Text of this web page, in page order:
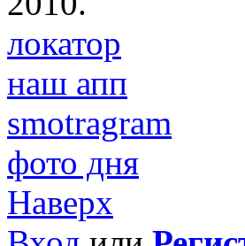
локатор
наш апп
smotragram
фото дня
Наверх